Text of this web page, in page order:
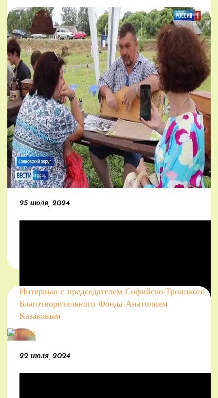
и поэзией.
[/mp_span] [/mp_row]
25 июля, 2024
Интервью с председателем Софийско-Троицкого
Благотворительного Фонда Анатолием
Казаковым
22 июля, 2024